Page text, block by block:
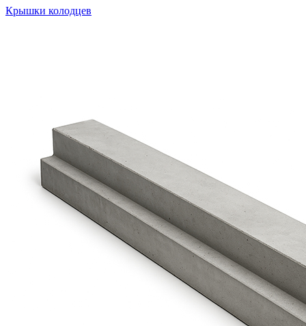
Крышки колодцев